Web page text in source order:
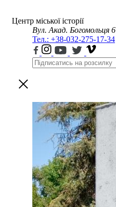
Центр міської історії
Вул. Акад. Богомольця 6
Тел.: +38-032-275-17-34